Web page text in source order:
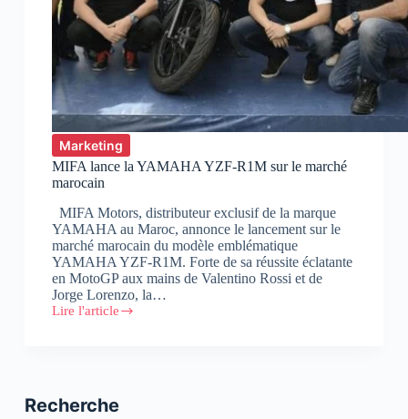
Marketing
MIFA lance la YAMAHA YZF-R1M sur le marché
marocain
MIFA Motors, distributeur exclusif de la marque
YAMAHA au Maroc, annonce le lancement sur le
marché marocain du modèle emblématique
YAMAHA YZF-R1M. Forte de sa réussite éclatante
en MotoGP aux mains de Valentino Rossi et de
Jorge Lorenzo, la…
Lire l'article
MIFA
sur
Recherche